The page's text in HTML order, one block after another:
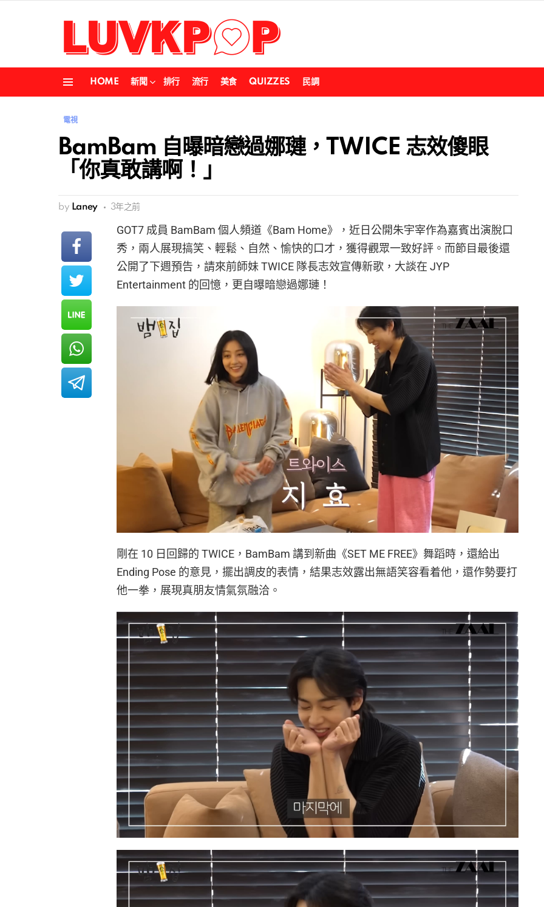
HOME 新聞 排行 流行 美食 QUIZZES 民調
電視
BamBam 自曝暗戀過娜璉，TWICE 志效傻眼
「你真敢講啊！」
by Laney 3年之前
GOT7 成員 BamBam 個人頻道《Bam Home》，近日公開朱宇宰作為嘉賓出演脫口
秀，兩人展現搞笑、輕鬆、自然、愉快的口才，獲得觀眾一致好評。而節目最後還
公開了下週預告，請來前師妹 TWICE 隊長志效宣傳新歌，大談在 JYP
Entertainment 的回憶，更自曝暗戀過娜璉！
剛在 10 日回歸的 TWICE，BamBam 講到新曲《SET ME FREE》舞蹈時，還給出
Ending Pose 的意見，擺出調皮的表情，結果志效露出無語笑容看着他，還作勢要打
他一拳，展現真朋友情氣氛融洽。